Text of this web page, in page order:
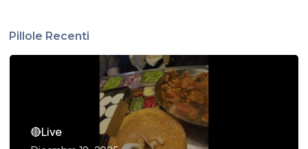
Pillole Recenti
🔴Live